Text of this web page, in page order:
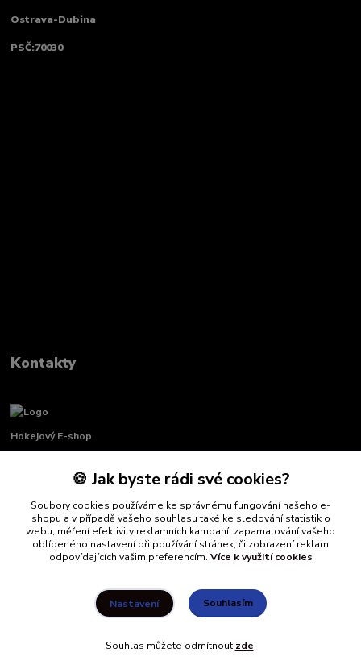
Ostrava-Dubina
PSČ:70030
Kontakty
Hokejový E-shop
Renata Křenková
+420 739 339 689
Po-Pá, 8:00-16:00 pauza 11:00-13:00
info@hockeydefender.cz
Vytvořeno na Eshop-rychle.cz
🍪 Jak byste rádi své cookies?
Soubory cookies používáme ke správnému fungování našeho e-
shopu a v případě vašeho souhlasu také ke sledování statistik o
webu, měření efektivity reklamních kampaní, zapamatování vašeho
oblíbeného nastavení při používání stránek, či zobrazení reklam
odpovídajících vašim preferencím. Více k využití cookies
Nastavení Souhlasím
Souhlas můžete odmítnout zde.